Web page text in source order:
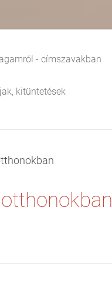
- címszavakban
kitüntetések